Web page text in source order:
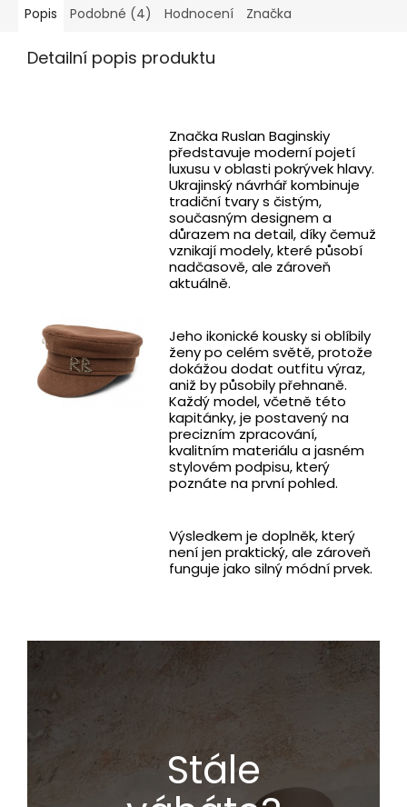
Popis Podobné (4) Hodnocení Značka
Detailní popis produktu
Značka Ruslan Baginskiy
představuje moderní pojetí
luxusu v oblasti pokrývek hlavy.
Ukrajinský návrhář kombinuje
tradiční tvary s čistým,
současným designem a
důrazem na detail, díky čemuž
vznikají modely, které působí
nadčasově, ale zároveň
aktuálně.
Jeho ikonické kousky si oblíbily
ženy po celém světě, protože
dokážou dodat outfitu výraz,
aniž by působily přehnaně.
Každý model, včetně této
kapitánky, je postavený na
precizním zpracování,
kvalitním materiálu a jasném
stylovém podpisu, který
poznáte na první pohled.
Výsledkem je doplněk, který
není jen praktický, ale zároveň
funguje jako silný módní prvek.
Stále